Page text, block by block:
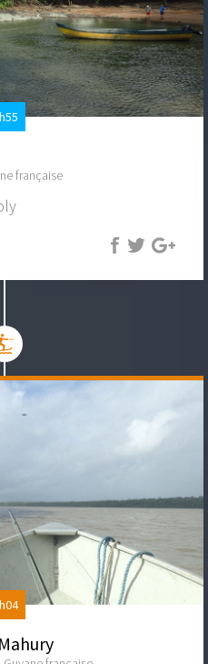
française